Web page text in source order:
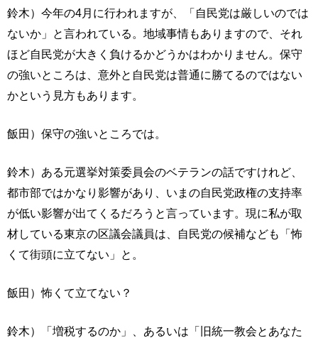
鈴木）今年の4月に行われますが、「自民党は厳しいのでは
ないか」と言われている。地域事情もありますので、それ
ほど自民党が大きく負けるかどうかはわかりません。保守
の強いところは、意外と自民党は普通に勝てるのではない
かという見方もあります。
飯田）保守の強いところでは。
鈴木）ある元選挙対策委員会のベテランの話ですけれど、
都市部ではかなり影響があり、いまの自民党政権の支持率
が低い影響が出てくるだろうと言っています。現に私が取
材している東京の区議会議員は、自民党の候補なども「怖
くて街頭に立てない」と。
飯田）怖くて立てない？
鈴木）「増税するのか」、あるいは「旧統一教会とあなた